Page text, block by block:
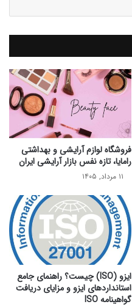
فروشگاه لوازم آرایشی و بهداشتی
رامایا، تازه نفس بازار آرایشی ایران
۱۱ مرداد, ۱۴۰۵
ایزو (ISO) چیست؟ راهنمای جامع
استانداردهای ایزو و مزایای دریافت
گواهینامه ISO